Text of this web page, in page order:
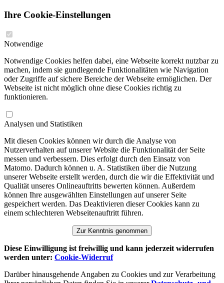
Ihre Cookie-Einstellungen
Notwendige
Notwendige Cookies helfen dabei, eine Webseite korrekt nutzbar zu
machen, indem sie gundlegende Funktionalitäten wie Navigation
oder Zugriffe auf sichere Bereiche der Webseite ermöglichen. Der
Webseite ist nicht möglich ohne diese Cookies richtig zu
funktionieren.
Analysen und Statistiken
Mit diesen Cookies können wir durch die Analyse von
Nutzerverhalten auf unserer Website die Funktionalität der Seite
messen und verbessern. Dies erfolgt durch den Einsatz von
Matomo. Dadurch können u. A. Statistiken über die Nutzung
unserer Webseite erstellt werden, durch die wir die Effektivität und
Qualität unseres Onlineauftritts bewerten können. Außerdem
können Ihre ausgewählten Einstellungen auf unserer Seite
gespeichert werden. Das Deaktivieren dieser Cookies kann zu
einem schlechteren Webseitenauftritt führen.
Zur Kenntnis genommen
Diese Einwilligung ist freiwillig und kann jederzeit widerrufen
werden unter: Cookie-Widerruf
Darüber hinausgehende Angaben zu Cookies und zur Verarbeitung